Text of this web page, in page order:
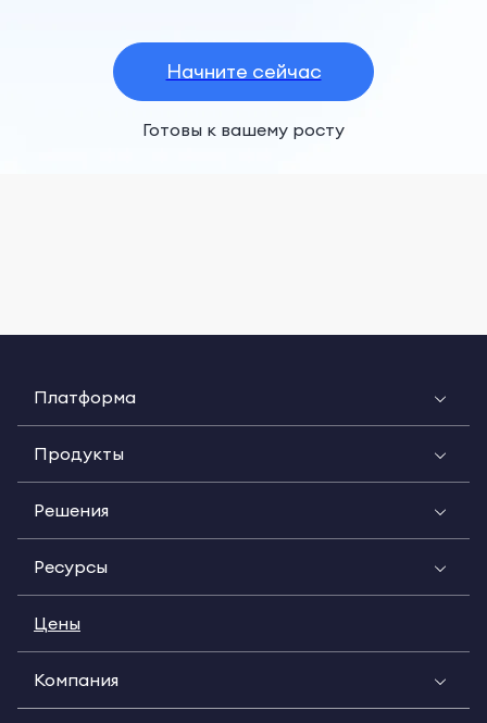
Начните сейчас
Готовы к вашему росту
Платформа
Продукты
Решения
Ресурсы
Цены
Компания